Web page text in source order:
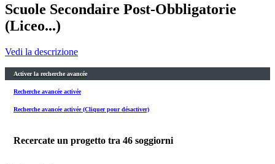
Scuole Secondaire Post-Obbligatorie
(Liceo...)
Vedi la descrizione
Activer la recherche avancée
Recherche avancée activée
Recherche avancée activée (Cliquer pour désactiver)
Recercate un progetto tra 46 soggiorni